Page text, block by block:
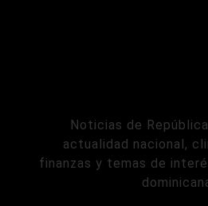
Noticias de
actualidad nacional,
finanzas y temas de